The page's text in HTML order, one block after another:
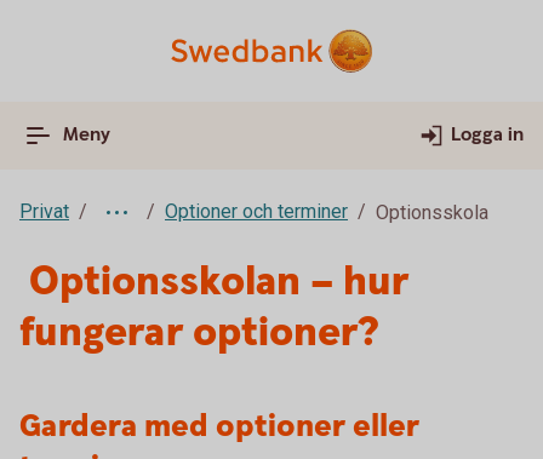
Meny Logga in
Privat Optioner och terminer Optionsskola
Optionsskolan – hur
fungerar optioner?
Gardera med optioner eller